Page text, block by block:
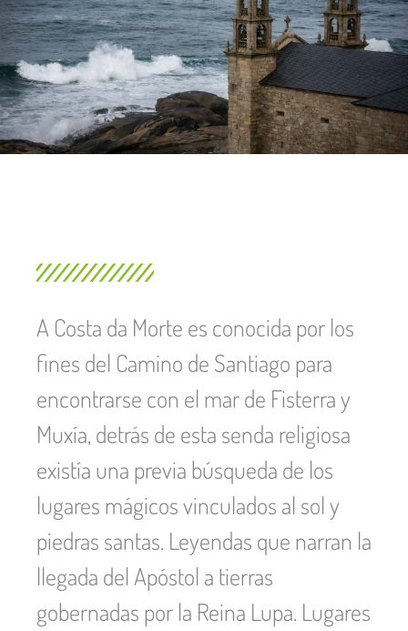
A Costa da Morte es conocida por los
fines del Camino de Santiago para
encontrarse con el mar de Fisterra y
Muxía, detrás de esta senda religiosa
existía una previa búsqueda de los
lugares mágicos vinculados al sol y
piedras santas. Leyendas que narran la
llegada del Apóstol a tierras
gobernadas por la Reina Lupa. Lugares